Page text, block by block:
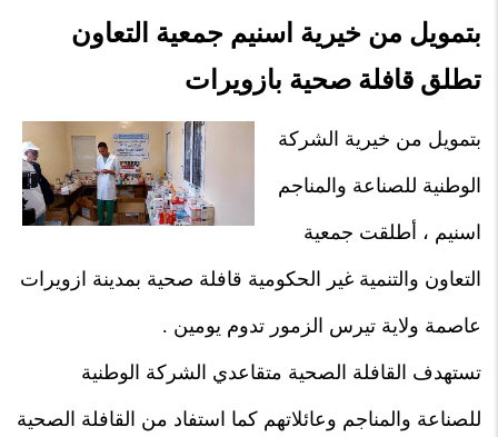
بتمويل من خيرية اسنيم جمعية التعاون
تطلق قافلة صحية بازويرات
بتمويل من خيرية الشركة
الوطنية للصناعة والمناجم
اسنيم ، أطلقت جمعية
التعاون والتنمية غير الحكومية قافلة صحية بمدينة ازويرات
عاصمة ولاية تيرس الزمور تدوم يومين .
تستهدف القافلة الصحية متقاعدي الشركة الوطنية
للصناعة والمناجم وعائلاتهم كما استفاد من القافلة الصحية